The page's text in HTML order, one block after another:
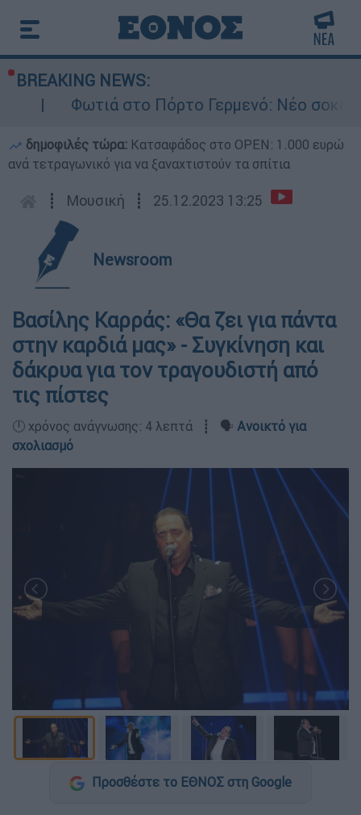
BREAKING NEWS:
Φωτιά στο Πόρτο Γερμενό: Νέο σοκαριστικό
δημοφιλές τώρα: Κατσαφάδος στο OPEN: 1.000 ευρώ
ανά τετραγωνικό για να ξαναχτιστούν τα σπίτια
┋ Μουσική ┋ 25.12.2023 13:25
Newsroom
Βασίλης Καρράς: «Θα ζει για πάντα
στην καρδιά μας» - Συγκίνηση και
δάκρυα για τον τραγουδιστή από
τις πίστες
🕛 χρόνος ανάγνωσης: 4 λεπτά ┋ 🗣️ Ανοικτό για
σχολιασμό
Προσθέστε το ΕΘΝΟΣ στη Google